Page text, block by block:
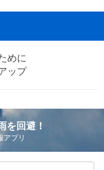
めに
ップ
を回避！
プリ